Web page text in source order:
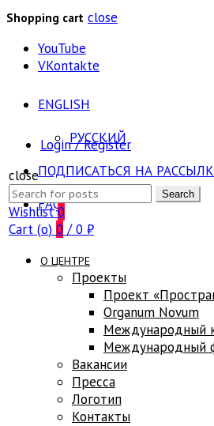
Shopping cart close
YouTube
VKontakte
ENGLISH
РУССКИЙ
ПОДПИСАТЬСЯ НА
FAQ
Login / Register
close
Search
for:
Search
Wishlist0
Cart (o) 0 / 0 ₽
О ЦЕНТРЕ
Проекты
Проект
Оrganum Novum
Международный
Международный
Вакансии
Пресса
Логотип
Контакты